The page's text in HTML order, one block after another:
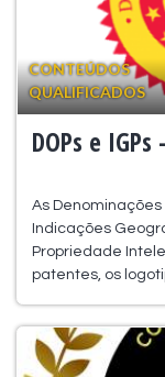
CONTEÚDOS
QUALIFICADOS
DOPs e IGPs
As
Indicações
Propriedade
patentes, os